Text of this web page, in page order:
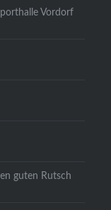
Vordorf
guten Rutsch